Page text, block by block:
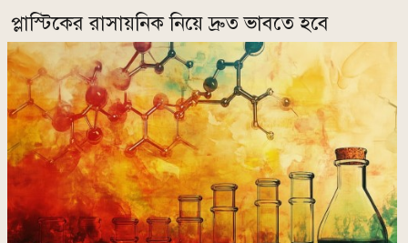
প্লাস্টিকের রাসায়নিক নিয়ে দ্রুত ভাবতে হবে